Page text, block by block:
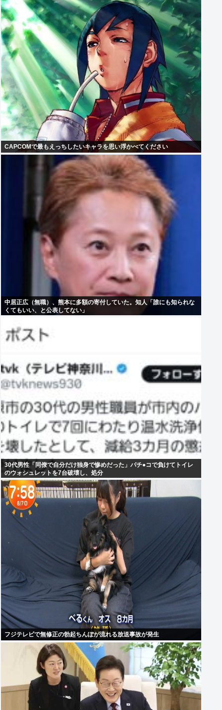
CAPCOMで最もえっちしたいキャラを思い浮かべてください
中居正広（無職）、熊本に多額の寄付していた。知人「誰にも知られな
くてもいい、と公表してない」
30代男性「同僚で自分だけ独身で惨めだった」パチ●コで負けてトイレ
のウォシュレットを7台破壊し、処分
フジテレビで無修正の勃起ちんぽが流れる放送事故が発生